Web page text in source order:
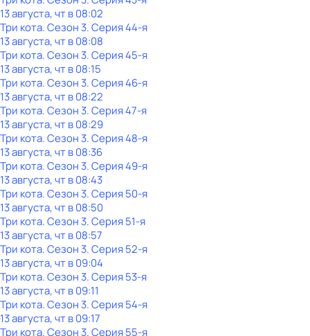
13 августа, чт в 08:02
Три кота. Сезон 3. Серия 44-я
13 августа, чт в 08:08
Три кота. Сезон 3. Серия 45-я
13 августа, чт в 08:15
Три кота. Сезон 3. Серия 46-я
13 августа, чт в 08:22
Три кота. Сезон 3. Серия 47-я
13 августа, чт в 08:29
Три кота. Сезон 3. Серия 48-я
13 августа, чт в 08:36
Три кота. Сезон 3. Серия 49-я
13 августа, чт в 08:43
Три кота. Сезон 3. Серия 50-я
13 августа, чт в 08:50
Три кота. Сезон 3. Серия 51-я
13 августа, чт в 08:57
Три кота. Сезон 3. Серия 52-я
13 августа, чт в 09:04
Три кота. Сезон 3. Серия 53-я
13 августа, чт в 09:11
Три кота. Сезон 3. Серия 54-я
13 августа, чт в 09:17
Три кота. Сезон 3. Серия 55-я